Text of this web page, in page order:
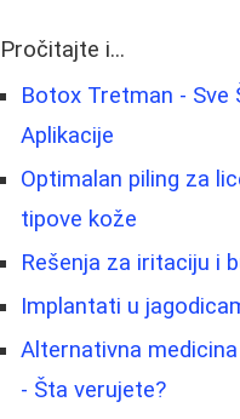
Pročitajte i...
Botox Tretman - Sve
Aplikacije
Optimalan piling za
tipove kože
Rešenja za iritaciju i
Implantati u
Alternativna
- Šta verujete?